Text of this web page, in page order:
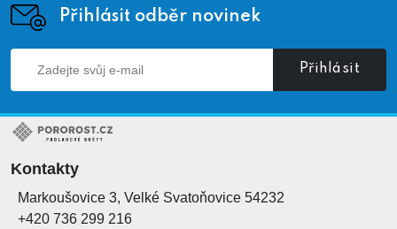
Přihlásit odběr novinek
Přihlásit
Kontakty
Markoušovice 3, Velké Svatoňovice 54232
+420 736 299 216